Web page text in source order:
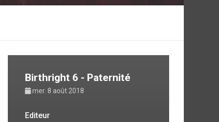
Birthright 6 - Paternité
mer. 8 août 2018
Editeur